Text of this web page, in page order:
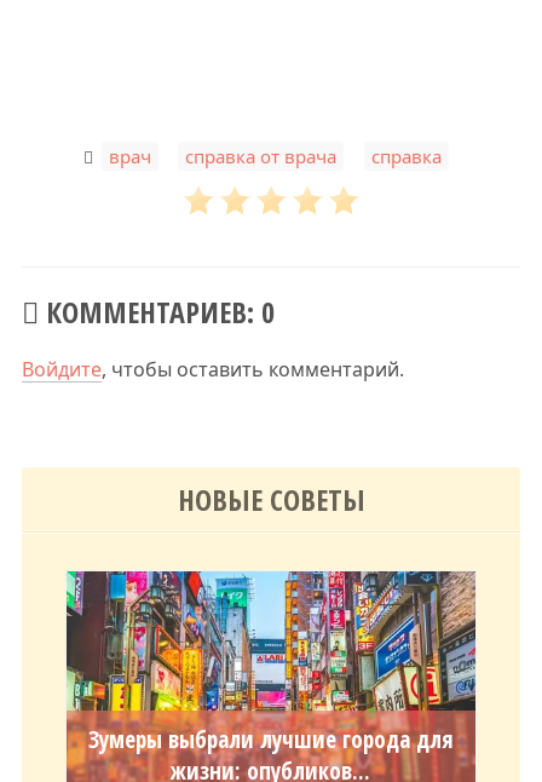
врач справка от врача справка
КОММЕНТАРИЕВ: 0
Войдите, чтобы оставить комментарий.
НОВЫЕ СОВЕТЫ
Зумеры выбрали лучшие города для
жизни: опубликов...